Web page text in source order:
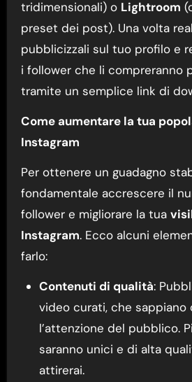
tridimensionali) o Lightroom
preset dei post). Una volta
pubblicizzali sul tuo profilo e
i follower che li compreranno
tramite un semplice link di
Come aumentare la tua
Instagram
Per ottenere un guadagno
fondamentale accrescere il
follower e migliorare la tua
Instagram. Ecco alcuni
farlo:
Contenuti di qualità:
video curati, che sappiano
l’attenzione del pubblico.
saranno unici e di alta
attirerai.